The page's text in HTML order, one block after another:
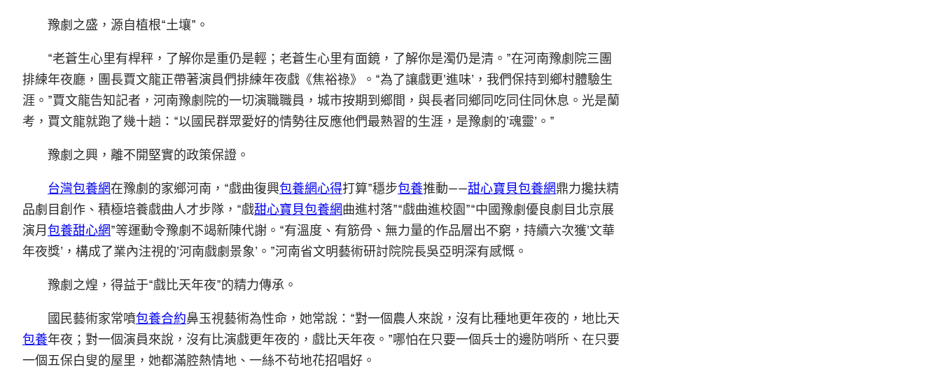
豫劇之盛，源自植根“土壤”。
“老蒼生心里有桿秤，了解你是重仍是輕；老蒼生心里有面鏡，了解你是濁仍是清。”在河南豫劇院三團
排練年夜廳，團長賈文龍正帶著演員們排練年夜戲《焦裕祿》。“為了讓戲更‘進味’，我們保持到鄉村體驗生
涯。”賈文龍告知記者，河南豫劇院的一切演職職員，城市按期到鄉間，與長者同鄉同吃同住同休息。光是蘭
考，賈文龍就跑了幾十趟：“以國民群眾愛好的情勢往反應他們最熟習的生涯，是豫劇的‘魂靈’。”
豫劇之興，離不開堅實的政策保證。
台灣包養網在豫劇的家鄉河南，“戲曲復興包養網心得打算”穩步包養推動——甜心寶貝包養網鼎力攙扶精
品劇目創作、積極培養戲曲人才步隊，“戲甜心寶貝包養網曲進村落”“戲曲進校園”“中國豫劇優良劇目北京展
演月包養甜心網”等運動令豫劇不竭新陳代謝。“有溫度、有筋骨、無力量的作品層出不窮，持續六次獲‘文華
年夜獎’，構成了業內注視的‘河南戲劇景象’。”河南省文明藝術研討院院長吳亞明深有感慨。
豫劇之煌，得益于“戲比天年夜”的精力傳承。
國民藝術家常噴包養合約鼻玉視藝術為性命，她常說：“對一個農人來說，沒有比種地更年夜的，地比天
包養年夜；對一個演員來說，沒有比演戲更年夜的，戲比天年夜。”哪怕在只要一個兵士的邊防哨所、在只要
一個五保白叟的屋里，她都滿腔熱情地、一絲不茍地花招唱好。